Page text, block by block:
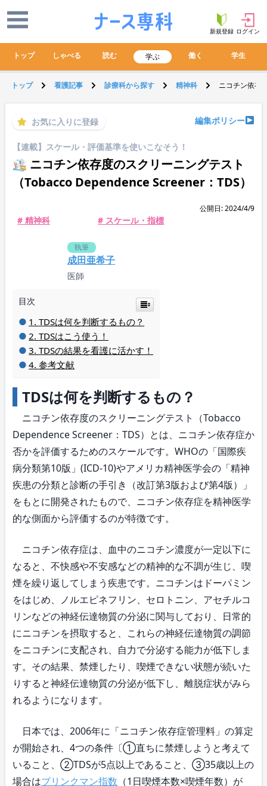
新規登録 ログイン
トップ しゃべる 読む 学ぶ 働く 学生
トップ 看護記事 診療科から探す 精神科 ニコチン依存
お気に入りに登録 編集ポリシー
【連載】スケール・評価基準を使いこなそう！
ニコチン依存度のスクリーニングテスト
（Tobacco Dependence Screener：TDS）
公開日: 2024/4/9
# 精神科 # スケール・指標
執筆
成田亜希子
医師
目次
TDSは何を判断するもの？
TDSはこう使う！
TDSの結果を看護に活かす！
参考文献
TDSは何を判断するもの？
ニコチン依存度のスクリーニングテスト（Tobacco
Dependence Screener：TDS）とは、ニコチン依存症か
否かを評価するためのスケールです。WHOの「国際疾
病分類第10版」(ICD-10)やアメリカ精神医学会の「精神
疾患の分類と診断の手引き（改訂第3版および第4版）」
をもとに開発されたもので、ニコチン依存症を精神医学
的な側面から評価するのが特徴です。
ニコチン依存症は、血中のニコチン濃度が一定以下に
なると、不快感や不安感などの精神的な不調が生じ、喫
煙を繰り返してしまう疾患です。ニコチンはドーパミン
をはじめ、ノルエピネフリン、セロトニン、アセチルコ
リンなどの神経伝達物質の分泌に関与しており、日常的
にニコチンを摂取すると、これらの神経伝達物質の調節
をニコチンに支配され、自力で分泌する能力が低下しま
す。その結果、禁煙したり、喫煙できない状態が続いた
りすると神経伝達物質の分泌が低下し、離脱症状がみら
れるようになります。
日本では、2006年に「ニコチン依存症管理料」の算定
が開始され、4つの条件〔①直ちに禁煙しようと考えて
いること、②TDSが5点以上であること、③35歳以上の
場合はブリンクマン指数 （1日喫煙本数×喫煙年数）が